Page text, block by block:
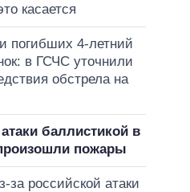
касается
погибших 4-летний
в ГСЧС уточнили
обстрела на
баллистикой в
пожары
российской атаки